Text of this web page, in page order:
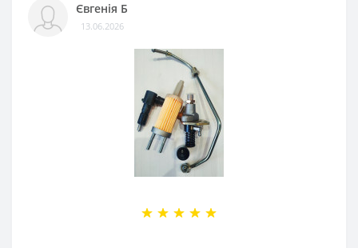
Євгенія Б
13.06.2026